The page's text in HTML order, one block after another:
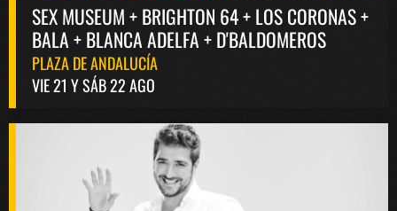
SEX MUSEUM + BRIGHTON 64 + LOS CORONAS +
BALA + BLANCA ADELFA + D'BALDOMEROS
PLAZA DE ANDALUCÍA
VIE 21 Y SÁB 22 AGO